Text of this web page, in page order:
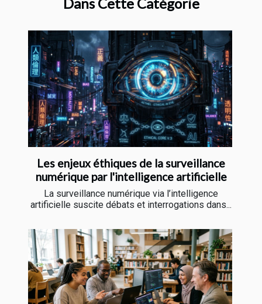
Les enjeux éthiques de la surveillance
numérique par l'intelligence artificielle
La surveillance numérique via l’intelligence
artificielle suscite débats et interrogations dans...